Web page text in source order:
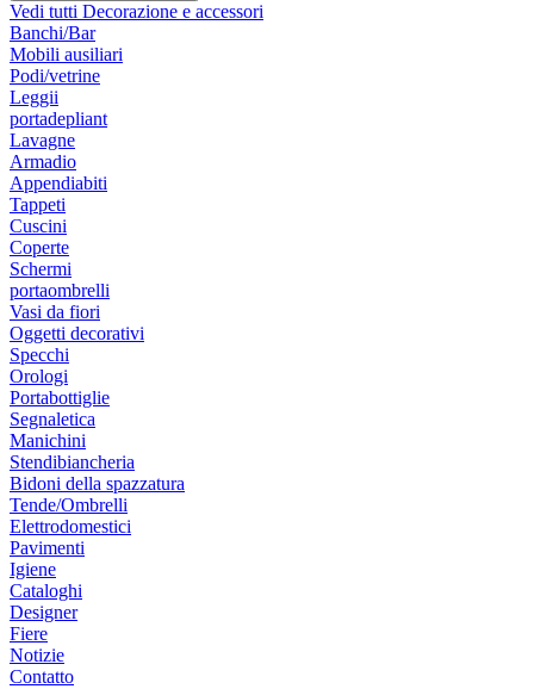
Vedi tutti Decorazione e accessori
Banchi/Bar
Mobili ausiliari
Podi/vetrine
Leggii
portadepliant
Lavagne
Armadio
Appendiabiti
Tappeti
Cuscini
Coperte
Schermi
portaombrelli
Vasi da fiori
Oggetti decorativi
Specchi
Orologi
Portabottiglie
Segnaletica
Manichini
Stendibiancheria
Bidoni della spazzatura
Tende/Ombrelli
Elettrodomestici
Pavimenti
Igiene
Cataloghi
Designer
Fiere
Notizie
Contatto